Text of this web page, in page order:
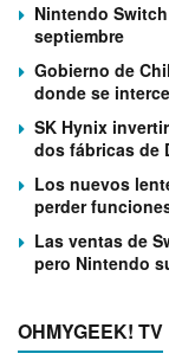
Nintendo
septiembre
Gobierno de
donde se
SK Hynix
dos fábricas de
Los nuevos
perder
Las ventas de
pero Nintendo
OHMYGEEK! TV